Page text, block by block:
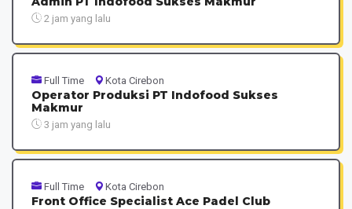
2 jam yang lalu
Full Time Kota Cirebon
Operator Produksi PT Indofood Sukses
Makmur
3 jam yang lalu
Full Time Kota Cirebon
Front Office Specialist Ace Padel Club